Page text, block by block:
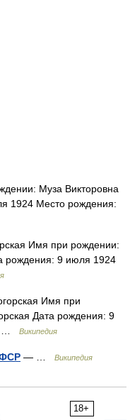
Муза Викторовна
1924 Место рождения:
Имя при рождении:
рождения: 9 июля 1924
Имя при
Дата рождения: 9
…
Википедия
— … Википедия
18+